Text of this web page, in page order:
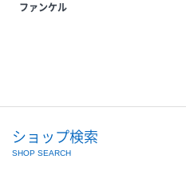
ファンケル
ショップ検索
SHOP SEARCH